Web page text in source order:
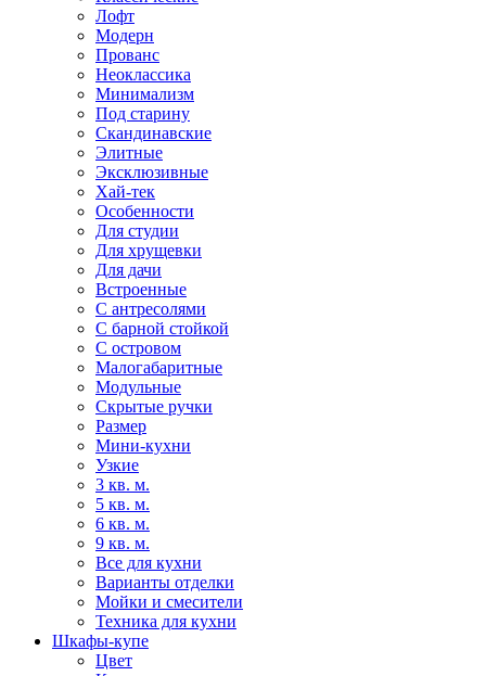
Лофт
Модерн
Прованс
Неоклассика
Минимализм
Под старину
Скандинавские
Элитные
Эксклюзивные
Хай-тек
Особенности
Для студии
Для хрущевки
Для дачи
Встроенные
С антресолями
С барной стойкой
С островом
Малогабаритные
Модульные
Скрытые ручки
Размер
Мини-кухни
Узкие
3 кв. м.
5 кв. м.
6 кв. м.
9 кв. м.
Все для кухни
Варианты отделки
Мойки и смесители
Техника для кухни
Шкафы-купе
Цвет